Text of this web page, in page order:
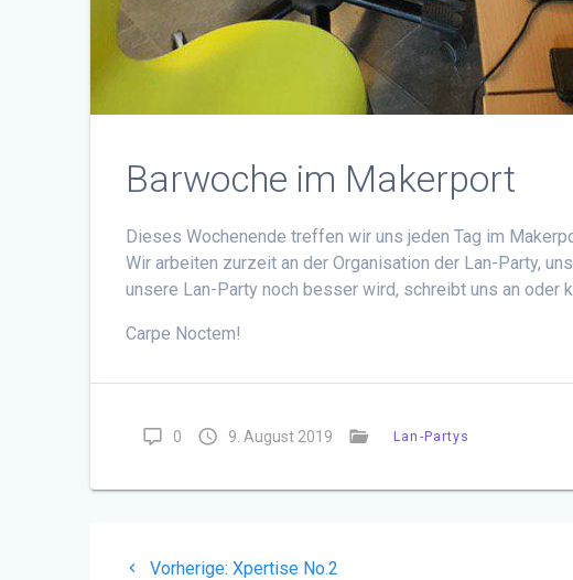
Barwoche im Makerport
Dieses Wochenende treffen wir uns jeden Tag im
Wir arbeiten zurzeit an der Organisation der Lan-Party,
unsere Lan-Party noch besser wird, schreibt uns an oder
Carpe Noctem!
0 9. August 2019 Lan-Partys
Beitragsnavigation
Vorherige: Vorheriger
Xpertise No.2